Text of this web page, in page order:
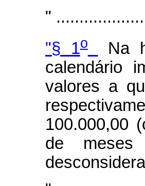
"
"§ 1o
Na
calendário
valores a
100.000,00
de meses